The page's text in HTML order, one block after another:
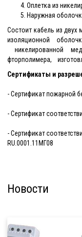
Оплетка из
Наружная
Состоит кабель из
изоляционной
никелированной
фторполимера,
Сертификаты и
- Сертификат пожарной
- Сертификат
- Сертификат
RU.0001.11МГ08
Новости